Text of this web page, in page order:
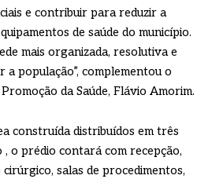
e contribuir para reduzir a
de saúde do município.
mais organizada, resolutiva e
população”, complementou o
da Saúde, Flávio Amorim.
construída distribuídos em três
, o prédio contará com recepção,
salas de procedimentos,